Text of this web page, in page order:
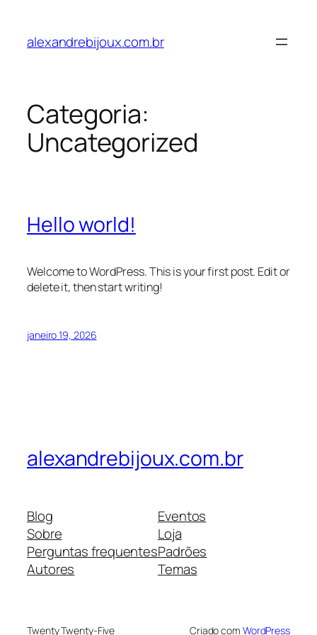
alexandrebijoux.com.br
Categoria:
Uncategorized
Hello world!
Welcome to WordPress. This is your first post. Edit or
delete it, then start writing!
janeiro 19, 2026
alexandrebijoux.com.br
Blog
Sobre
Perguntas frequentes
Autores
Eventos
Loja
Padrões
Temas
Twenty Twenty-Five Criado com WordPress